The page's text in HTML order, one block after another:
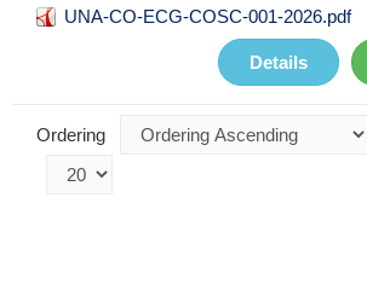
UNA-CO-ECG-COSC-001-2026.pdf
Details
Ordering